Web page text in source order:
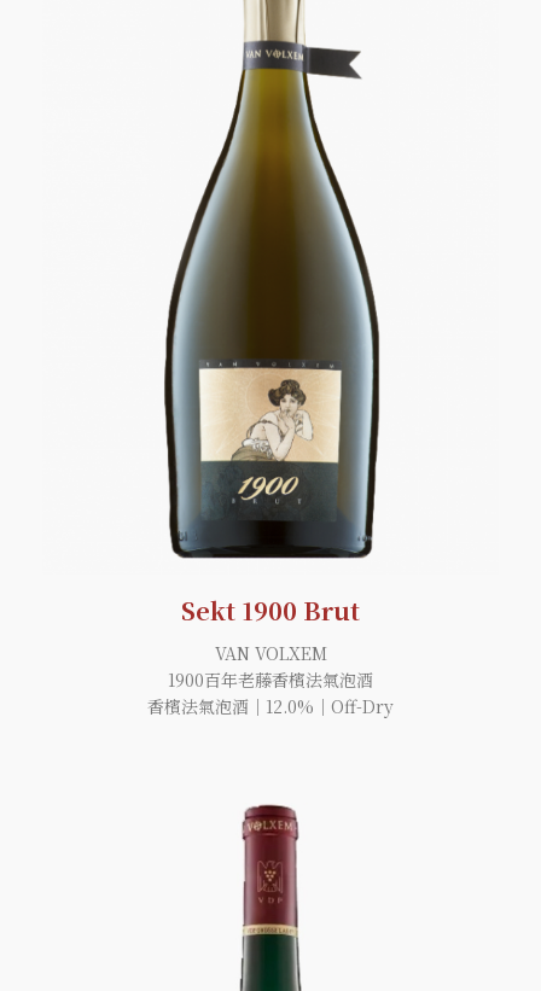
Sekt 1900 Brut
VAN VOLXEM
1900百年老藤香檳法氣泡酒
香檳法氣泡酒｜12.0%｜Off-Dry